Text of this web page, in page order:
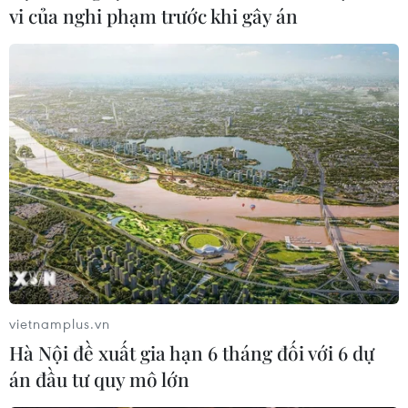
chế
Vụ trường Chuyên Tuyên Quang: Việc tổ chức
thi lại trên cơ sở kết quả điều tra
Tổ chức thi lại cho 100% thí sinh tại điểm thi
Trường THPT Chuyên Tuyên Quang
Quảng Trị hủy các bài thi do vi phạm với 5 thí
sinh trong vụ tố cáo tiêu cực
TIN LIÊN QUAN
vi của nghi phạm trước khi gây án
vietnamplus.vn
Hà Nội đề xuất gia hạn 6 tháng đối với 6 dự
án đầu tư quy mô lớn